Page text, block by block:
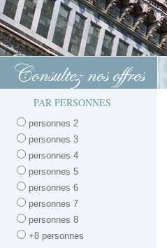
Consultez nos offres
PAR PERSONNES
personnes 2
personnes 3
personnes 4
personnes 5
personnes 6
personnes 7
personnes 8
+8 personnes